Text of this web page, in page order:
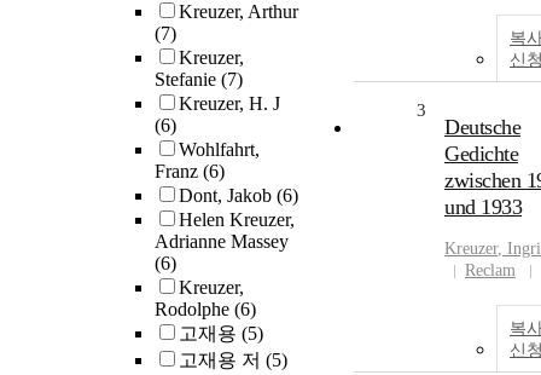
Kreuzer, Arthur
(7)
Kreuzer,
Stefanie (7)
Kreuzer, H. J
(6)
Wohlfahrt,
Franz (6)
Dont, Jakob (6)
Helen Kreuzer,
Adrianne Massey
(6)
Kreuzer,
Rodolphe (6)
고재용 (5)
고재용 저 (5)
복
신
3
Deutsche
Gedichte
zwischen
und 1933
Kreuzer,
Reclam
복
신